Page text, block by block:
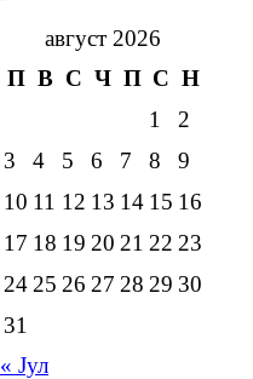
август 2026
П В С Ч П С Н
1
2
3
4 5 6 7 8
9
10 11 12 13 14 15 16
17 18 19 20 21 22 23
24 25 26 27 28 29 30
31
« Јул